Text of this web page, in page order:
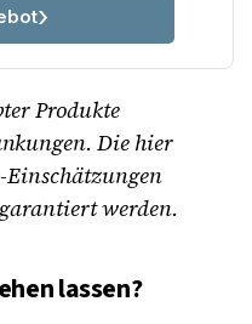
Produkte
Die hier
Einschätzungen
werden.
lassen?